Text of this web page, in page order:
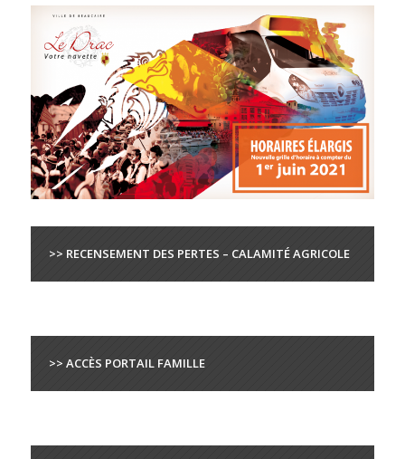
>> RECENSEMENT DES PERTES – CALAMITÉ AGRICOLE
>> ACCÈS PORTAIL FAMILLE